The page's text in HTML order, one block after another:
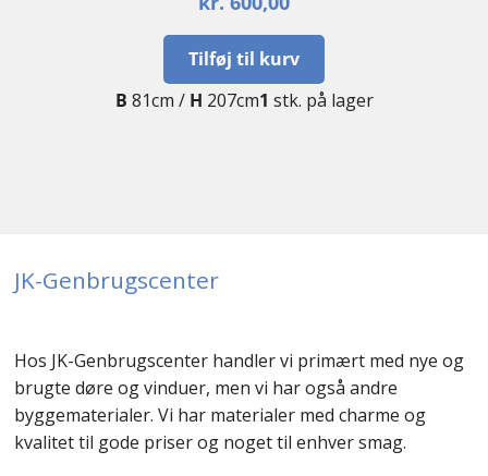
Tilføj til kurv
B 81cm / H 207cm1 stk. på lager
JK-Genbrugscenter
Hos JK-Genbrugscenter handler vi primært med nye og
brugte døre og vinduer, men vi har også andre
byggematerialer. Vi har materialer med charme og
kvalitet til gode priser og noget til enhver smag.